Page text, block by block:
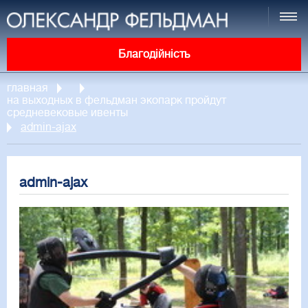
Благодійність
главная
на выходных в фельдман экопарк пройдут
средневековые ивенты
admin-ajax
admin-ajax